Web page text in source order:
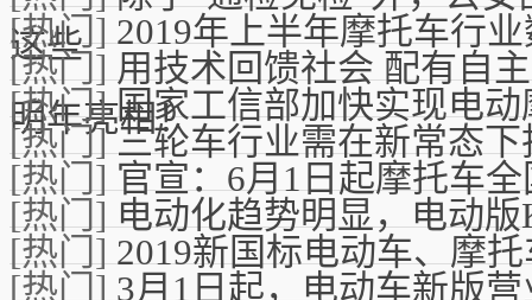
这些
[热门]2019年上半年摩托车行
[热门]用技术回馈社会 配有自
明年亮相！
[热门]国家工信部加快实现电
[热门]三轮车行业需在新常态
[热门]官宣：6月1日起摩托车
[热门]电动化趋势明显，电动
[热门]2019新国标电动车、摩
[热门]3月1日起，电动车新版